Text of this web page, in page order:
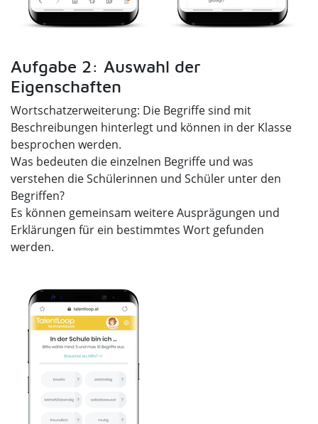
Aufgabe 2: Auswahl der
Eigenschaften
Wortschatzerweiterung: Die Begriffe sind mit
Beschreibungen hinterlegt und können in der Klasse
besprochen werden.
Was bedeuten die einzelnen Begriffe und was
verstehen die Schülerinnen und Schüler unter den
Begriffen?
Es können gemeinsam weitere Ausprägungen und
Erklärungen für ein bestimmtes Wort gefunden
werden.